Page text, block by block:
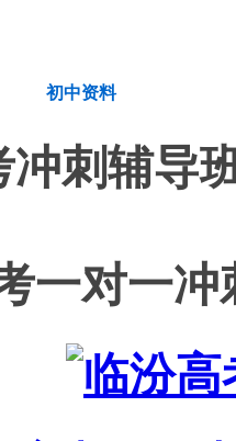
初中资料
冲刺辅导
一对一冲